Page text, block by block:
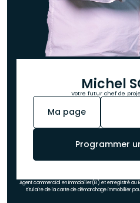
Michel
Votre futur chef de
Ma page
Programmer
Agent commercial en immobilier(EI) et enregistré au
titulaire de la carte de démarchage immobilier